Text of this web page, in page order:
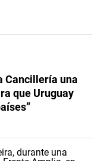
Cancillería una
que Uruguay